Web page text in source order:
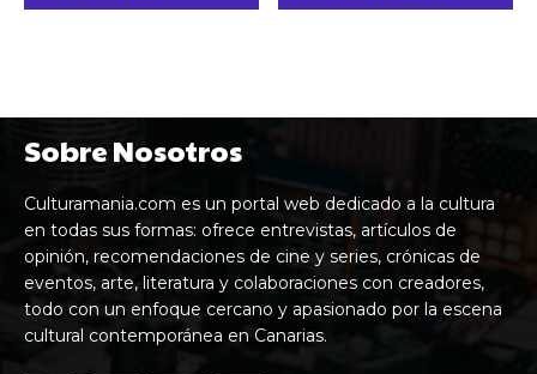
Sobre Nosotros
Culturamania.com es un portal web dedicado a la cultura
en todas sus formas: ofrece entrevistas, artículos de
opinión, recomendaciones de cine y series, crónicas de
eventos, arte, literatura y colaboraciones con creadores,
todo con un enfoque cercano y apasionado por la escena
cultural contemporánea en Canarias.